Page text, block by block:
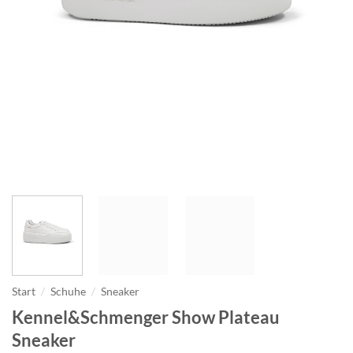
Start / Schuhe / Sneaker
Kennel&Schmenger Show Plateau
Sneaker